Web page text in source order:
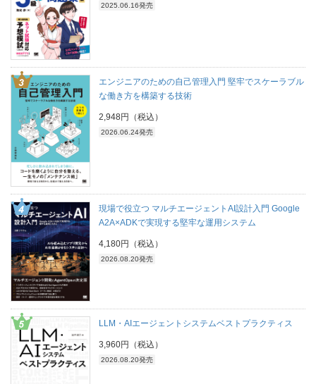
2025.06.16発売
エンジニアのための自己管理入門 堅牢でスケーラブル
な働き方を構築する技術
2,948円（税込）
2026.06.24発売
現場で役立つ マルチエージェントAI設計入門 Google
A2A×ADKで実現する堅牢な運用システム
4,180円（税込）
2026.08.20発売
LLM・AIエージェントシステムベストプラクティス
3,960円（税込）
2026.08.20発売